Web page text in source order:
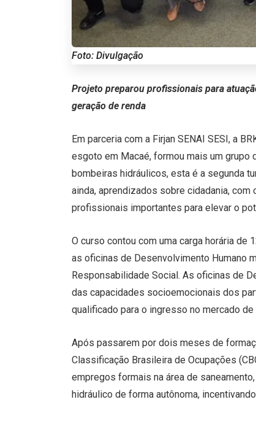
Foto: Divulgação
Projeto preparou profissionais para
geração de renda
Em parceria com a Firjan SENAI SESI, a
esgoto em Macaé, formou mais um grupo
bombeiras hidráulicos, esta é a segunda
ainda, aprendizados sobre cidadania,
profissionais importantes para elevar o
O curso contou com uma carga horária de
as oficinas de Desenvolvimento Humano
Responsabilidade Social. As oficinas de
das capacidades socioemocionais dos
qualificado para o ingresso no mercado de
Após passarem por dois meses de
Classificação Brasileira de Ocupações
empregos formais na área de
hidráulico de forma autônoma,